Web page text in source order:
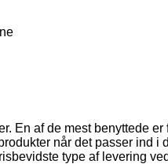
En af de mest benyttede
når det passer ind i
type af levering